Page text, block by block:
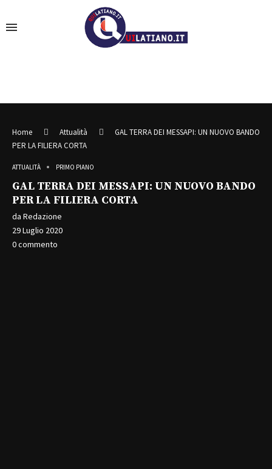
Home Attualità
GAL TERRA DEI MESSAPI: UN NUOVO BANDO
PER LA FILIERA CORTA
ATTUALITÀ PRIMO PIANO
GAL TERRA DEI MESSAPI: UN NUOVO BANDO
PER LA FILIERA CORTA
da Redazione
29 Luglio 2020
0 commento